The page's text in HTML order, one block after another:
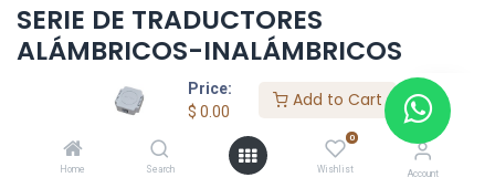
Price:
$ 0.00
Add to Cart
Home Search
0
Wishlist Account
SERIE DE TRADUCTORES
ALÁMBRICOS-INALÁMBRICOS
SMARTROOM WULIAN